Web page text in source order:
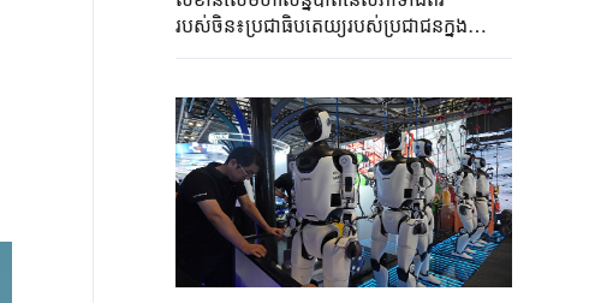
របស់ចិន៖ប្រជាធិបតេយ្យរបស់ប្រជាជនក្នុង
ដំណើរការទាំងមូលរបស់ចិននឹងនាំមកនូវការ
ពិភពលោក